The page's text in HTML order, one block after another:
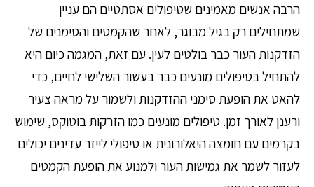
הרבה אנשים מאמינים שטיפולים אסתטיים הם עניין
שמתחילים רק בגיל מבוגר, לאחר שהקמטים והסימנים של
הזדקנות העור כבר בולטים לעין. עם זאת, המגמה כיום היא
להתחיל בטיפולים מונעים כבר בעשור השלישי לחיים, כדי
להאט את הופעת סימני ההזדקנות ולשמור על מראה צעיר
ורענן לאורך זמן. טיפולים מונעים כמו הזרקות בוטוקס, שימוש
בקרמים עם חומצה היאלורונית או טיפולי לייזר עדינים יכולים
לעזור לשמר את גמישות העור ולמנוע את הופעת הקמטים